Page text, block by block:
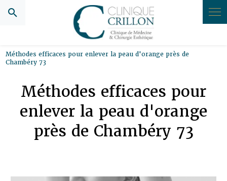
Méthodes efficaces pour enlever la peau d'orange près de
Chambéry 73
Méthodes efficaces pour
enlever la peau d'orange
près de Chambéry 73
Panneau de gestion des cookies